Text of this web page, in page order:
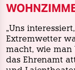
„Uns
Extremwetter
macht, wie man
das Ehrenamt